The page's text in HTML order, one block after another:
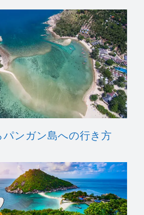
パンガン島への行き方